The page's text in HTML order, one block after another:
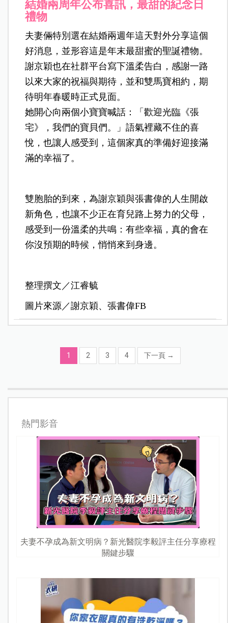
結婚兩周年公布喜訊，最甜的紀念日
禮物
夫妻倆特別選在結婚兩週年這天對外分享這個
好消息，並形容這是年末最甜蜜的聖誕禮物。
謝京穎也在社群平台寫下溫柔告白，感謝一路
以來大家的祝福與期待，並和雙馬寶相約，期
待明年春暖時正式見面。
她開心向兩個小寶寶喊話：「歡迎光臨《張
宅》，我們的寶貝們。」語氣裡藏不住的喜
悅，也讓人感受到，這個家真的準備好迎接滿
滿的幸福了。
雙胞胎的到來，為謝京穎與張書偉的人生開啟
新角色，也讓不少正在育兒路上努力的父母，
感受到一份溫柔的共鳴：有些幸福，真的會在
你沒預期的時候，悄悄來到身邊。
整理撰文／江睿毓
圖片來源／謝京穎、張書偉FB
1 2 3 4 下一頁 →
熱門影音
夫妻不孕成為新文明病？新光醫院李毅評主任分享療程
關鍵步驟